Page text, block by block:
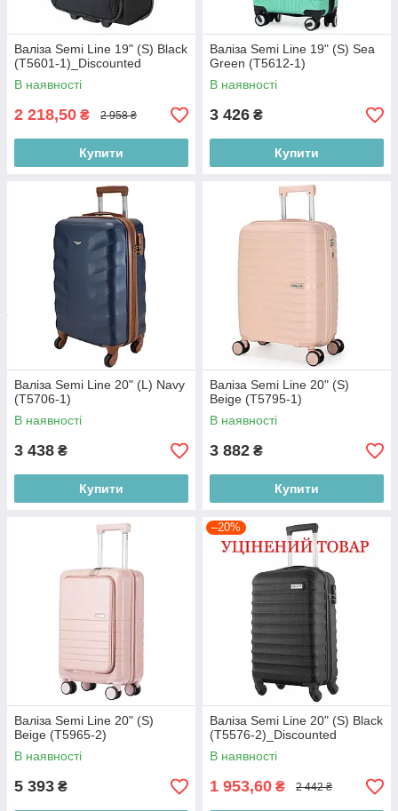
Валіза Semi Line 19" (S) Black
(T5601-1)_Discounted
В наявності
2 218,50 ₴ 2 958 ₴
Купити
Валіза Semi Line 19" (S) Sea
Green (T5612-1)
В наявності
3 426 ₴
Купити
Валіза Semi Line 20" (L) Navy
(T5706-1)
В наявності
3 438 ₴
Купити
Валіза Semi Line 20" (S)
Beige (T5795-1)
В наявності
3 882 ₴
Купити
Валіза Semi Line 20" (S)
Beige (T5965-2)
В наявності
5 393 ₴
–20%
Валіза Semi Line 20" (S) Black
(T5576-2)_Discounted
В наявності
1 953,60 ₴ 2 442 ₴